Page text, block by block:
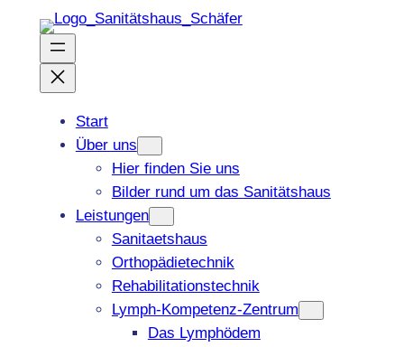
Inhalt
springen
Start
Über uns
Hier finden Sie uns
Bilder rund um das Sanitätshaus
Leistungen
Sanitaetshaus
Orthopädietechnik
Rehabilitationstechnik
Lymph-Kompetenz-Zentrum
Das Lymphödem